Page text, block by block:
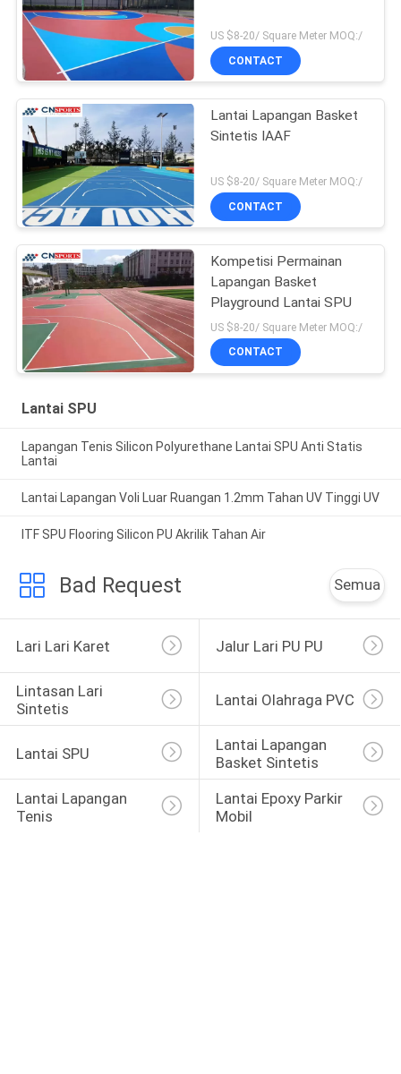
US $8-20/ Square Meter MOQ:/
CONTACT
Lantai Lapangan Basket
Sintetis IAAF
US $8-20/ Square Meter MOQ:/
CONTACT
Kompetisi Permainan
Lapangan Basket
Playground Lantai SPU
US $8-20/ Square Meter MOQ:/
CONTACT
Lantai SPU
Lapangan Tenis Silicon Polyurethane Lantai SPU Anti Statis
Lantai
Lantai Lapangan Voli Luar Ruangan 1.2mm Tahan UV Tinggi UV
ITF SPU Flooring Silicon PU Akrilik Tahan Air
Bad Request Semua
Lari Lari Karet Jalur Lari PU PU
Lintasan Lari
Sintetis
Lantai Olahraga PVC
Lantai SPU
Lantai Lapangan
Basket Sintetis
Lantai Lapangan
Tenis
Lantai Epoxy Parkir
Mobil